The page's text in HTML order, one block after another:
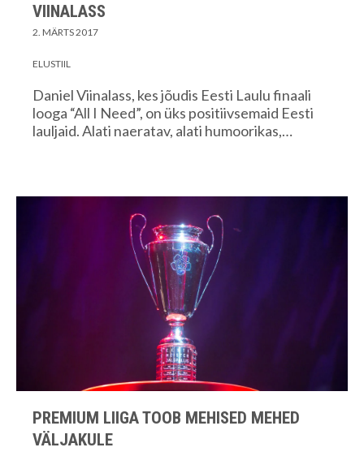
VIINALASS
2. MÄRTS 2017
ELUSTIIL
Daniel Viinalass, kes jõudis Eesti Laulu finaali
looga “All I Need”, on üks positiivsemaid Eesti
lauljaid. Alati naeratav, alati humoorikas,…
PREMIUM LIIGA TOOB MEHISED MEHED
VÄLJAKULE